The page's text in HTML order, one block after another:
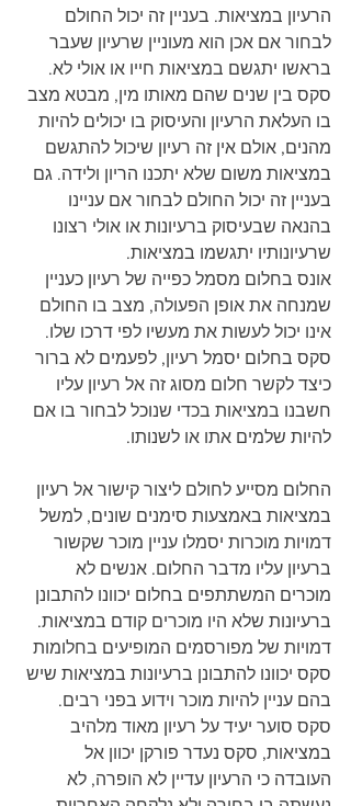
הרעיון במציאות. בעניין זה יכול החולם
לבחור אם אכן הוא מעוניין שרעיון שעבר
בראשו יתגשם במציאות חייו או אולי לא.
סקס בין שנים שהם מאותו מין, מבטא מצב
בו העלאת הרעיון והעיסוק בו יכולים להיות
מהנים, אולם אין זה רעיון שיכול להתגשם
במציאות משום שלא יתכנו הריון ולידה. גם
בעניין זה יכול החולם לבחור אם עניינו
בהנאה שבעיסוק ברעיונות או אולי רצונו
שרעיונותיו יתגשמו במציאות.
אונס בחלום מסמל כפייה של רעיון כעניין
שמנחה את אופן הפעולה, מצב בו החולם
אינו יכול לעשות את מעשיו לפי דרכו שלו.
סקס בחלום יסמל רעיון, לפעמים לא ברור
כיצד לקשר חלום מסוג זה אל רעיון עליו
חשבנו במציאות בכדי שנוכל לבחור בו אם
להיות שלמים אתו או לשנותו.
החלום מסייע לחולם ליצור קישור אל רעיון
במציאות באמצעות סימנים שונים, למשל
דמויות מוכרות יסמלו עניין מוכר שקשור
ברעיון עליו מדבר החלום. אנשים לא
מוכרים המשתתפים בחלום יכוונו להתבונן
ברעיונות שלא היו מוכרים קודם במציאות.
דמויות של מפורסמים המופיעים בחלומות
סקס יכוונו להתבונן ברעיונות במציאות שיש
בהם עניין להיות מוכר וידוע בפני רבים.
סקס סוער יעיד על רעיון מאוד מלהיב
במציאות, סקס נעדר פורקן יכוון אל
העובדה כי הרעיון עדיין לא הופרה, לא